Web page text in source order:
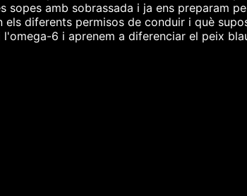
sopes amb sobrassada i ja ens preparam
els diferents permisos de conduir i què
6 i aprenem a diferenciar el peix